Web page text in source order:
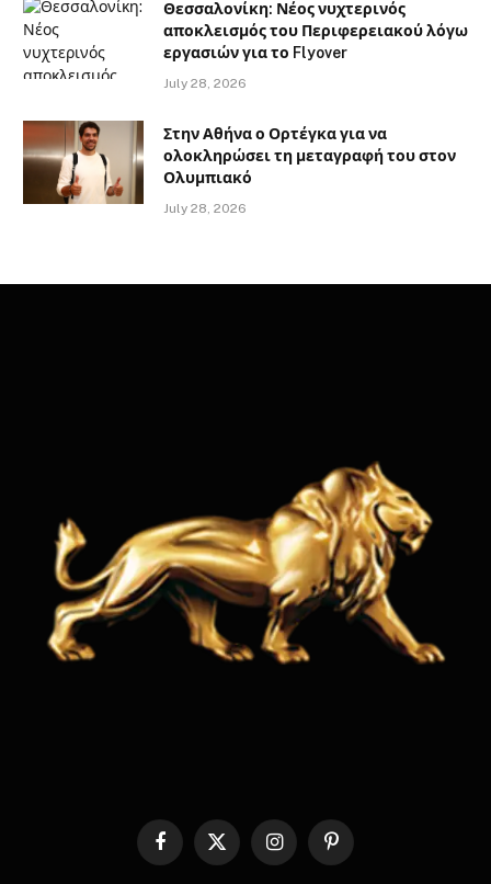
Θεσσαλονίκη: Νέος νυχτερινός
αποκλεισμός του Περιφερειακού λόγω
εργασιών για το Flyover
July 28, 2026
Στην Αθήνα ο Ορτέγκα για να
ολοκληρώσει τη μεταγραφή του στον
Ολυμπιακό
July 28, 2026
Facebook
X
InstagramPinterest